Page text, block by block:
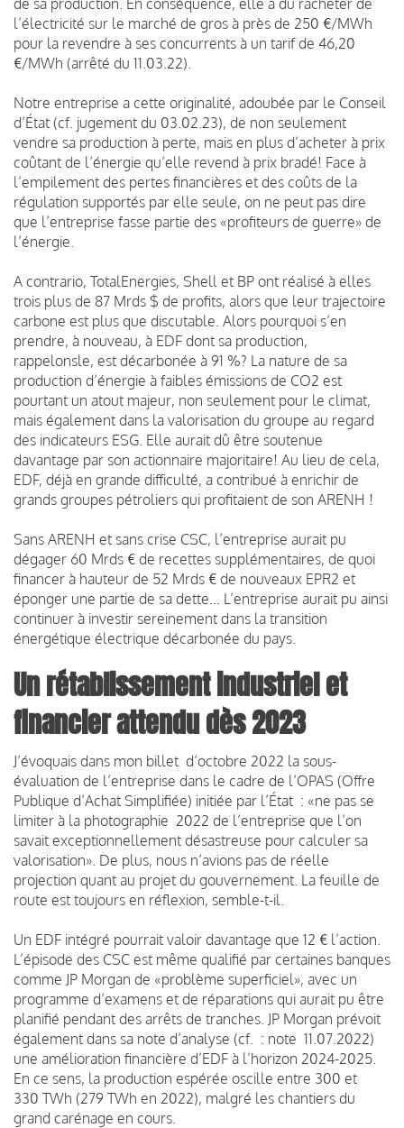
l’électricité sur le marché de gros à près de 250 €/MWh
pour la revendre à ses concurrents à un tarif de 46,20
€/MWh (arrêté du 11.03.22).
Notre entreprise a cette originalité, adoubée par le Conseil
d’État (cf. jugement du 03.02.23), de non seulement
vendre sa production à perte, mais en plus d’acheter à prix
coûtant de l’énergie qu’elle revend à prix bradé! Face à
l’empilement des pertes financières et des coûts de la
régulation supportés par elle seule, on ne peut pas dire
que l’entreprise fasse partie des «profiteurs de guerre» de
l’énergie.
A contrario, TotalEnergies, Shell et BP ont réalisé à elles
trois plus de 87 Mrds $ de profits, alors que leur trajectoire
carbone est plus que discutable. Alors pourquoi s’en
prendre, à nouveau, à EDF dont sa production,
rappelonsle, est décarbonée à 91 %? La nature de sa
production d’énergie à faibles émissions de CO2 est
pourtant un atout majeur, non seulement pour le climat,
mais également dans la valorisation du groupe au regard
des indicateurs ESG. Elle aurait dû être soutenue
davantage par son actionnaire majoritaire! Au lieu de cela,
EDF, déjà en grande difficulté, a contribué à enrichir de
grands groupes pétroliers qui profitaient de son ARENH !
Sans ARENH et sans crise CSC, l’entreprise aurait pu
dégager 60 Mrds € de recettes supplémentaires, de quoi
financer à hauteur de 52 Mrds € de nouveaux EPR2 et
éponger une partie de sa dette… L’entreprise aurait pu ainsi
continuer à investir sereinement dans la transition
énergétique électrique décarbonée du pays.
Un rétablissement industriel et
financier attendu dès 2023
J’évoquais dans mon billet d’octobre 2022 la sous-
évaluation de l’entreprise dans le cadre de l’OPAS (Offre
Publique d’Achat Simplifiée) initiée par l’État : «ne pas se
limiter à la photographie 2022 de l’entreprise que l’on
savait exceptionnellement désastreuse pour calculer sa
valorisation». De plus, nous n’avions pas de réelle
projection quant au projet du gouvernement. La feuille de
route est toujours en réflexion, semble-t-il.
Un EDF intégré pourrait valoir davantage que 12 € l’action.
L’épisode des CSC est même qualifié par certaines banques
comme JP Morgan de «problème superficiel», avec un
programme d’examens et de réparations qui aurait pu être
planifié pendant des arrêts de tranches. JP Morgan prévoit
également dans sa note d’analyse (cf. : note 11.07.2022)
une amélioration financière d’EDF à l’horizon 2024-2025.
En ce sens, la production espérée oscille entre 300 et
330 TWh (279 TWh en 2022), malgré les chantiers du
grand carénage en cours.